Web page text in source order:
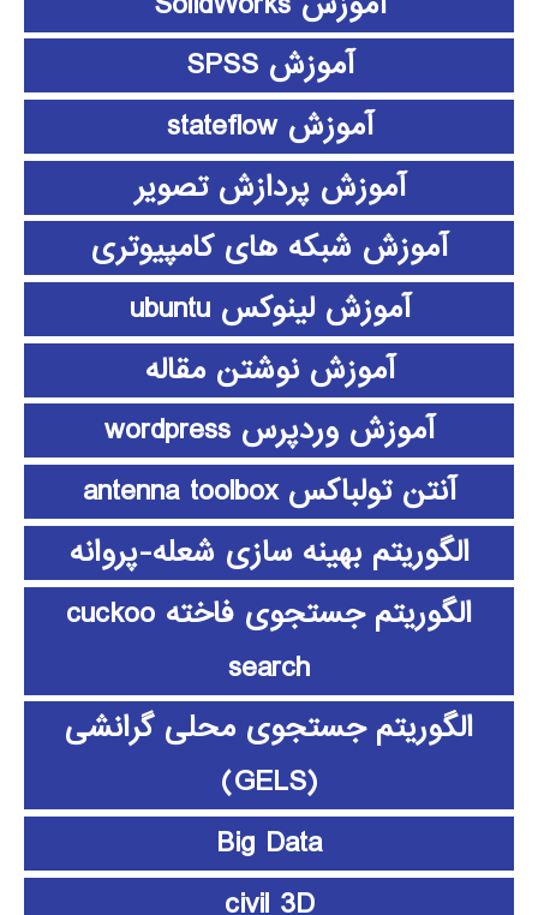
آموزش SPSS
آموزش stateflow
آموزش پردازش تصویر
آموزش شبکه های کامپیوتری
آموزش لینوکس ubuntu
آموزش نوشتن مقاله
آموزش وردپرس wordpress
آنتن تولباکس antenna toolbox
الگوریتم بهینه سازی شعله-پروانه
الگوریتم جستجوی فاخته cuckoo
search
الگوریتم جستجوی محلی گرانشی
(GELS)
Big Data
civil 3D